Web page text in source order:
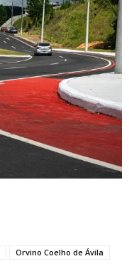
Orvino Coelho de Ávila